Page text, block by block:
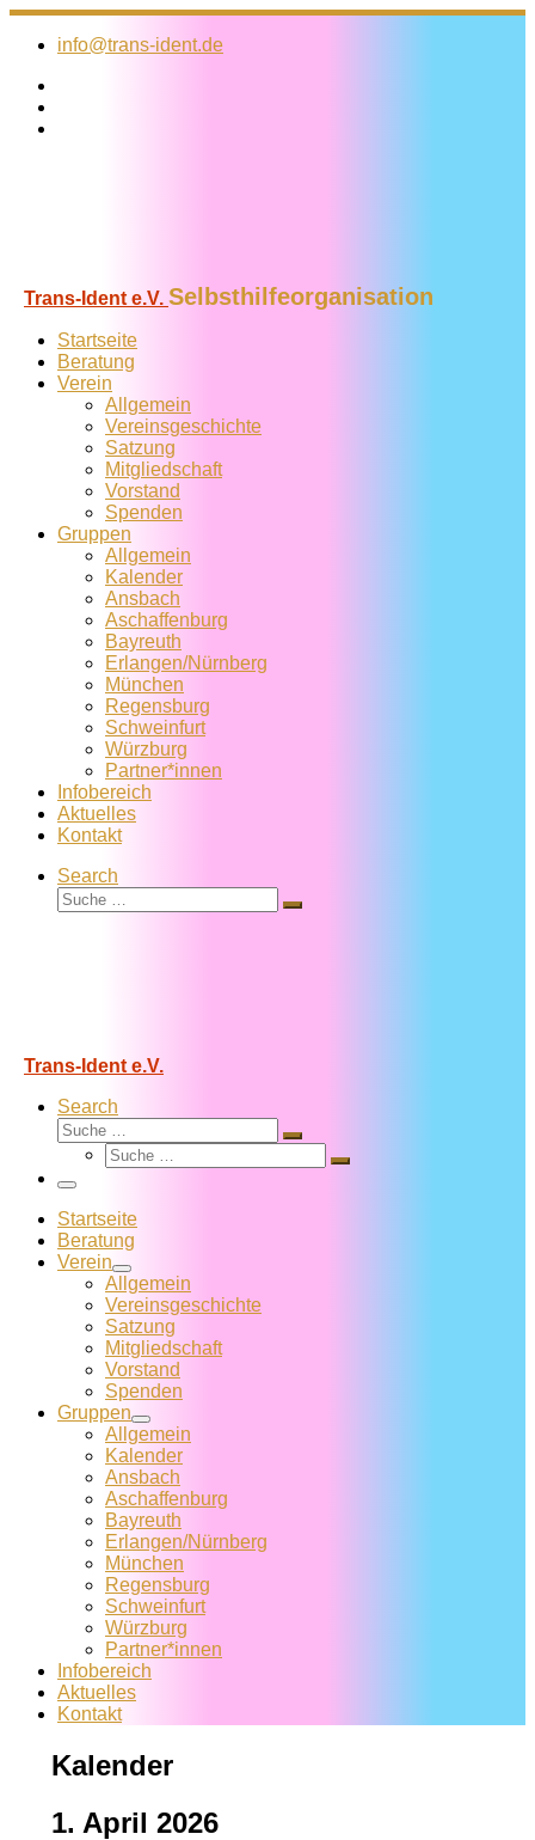
Zum
Inhalt
info@trans-ident.de
Trans-Ident e.V. Selbsthilfeorganisation
Startseite
Beratung
Verein
Allgemein
Vereins­geschichte
Satzung
Mitglied­schaft
Vorstand
Spenden
Gruppen
Allgemein
Kalender
Ansbach
Aschaffenburg
Bayreuth
Erlangen/Nürnberg
München
Regensburg
Schweinfurt
Würzburg
Partner*innen
Infobereich
Aktuelles
Kontakt
Search
Suche
Suche
Trans-Ident e.V.
Search
Suche
Suche
Suche
Suche
Menü
Startseite
Beratung
Verein
Allgemein
Vereins­geschichte
Satzung
Mitglied­schaft
Vorstand
Spenden
Gruppen
Allgemein
Kalender
Ansbach
Aschaffenburg
Bayreuth
Erlangen/Nürnberg
München
Regensburg
Schweinfurt
Würzburg
Partner*innen
Infobereich
Aktuelles
Kontakt
Kalender
1. April 2026